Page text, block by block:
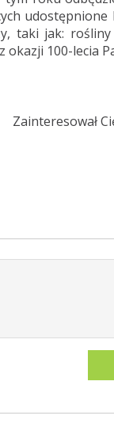
udostępnione
taki jak: rośliny
100-lecia
Zainteresował